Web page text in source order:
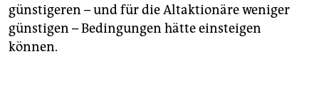
günstigeren – und für die Altaktionäre weniger
günstigen – Bedingungen hätte einsteigen
können.